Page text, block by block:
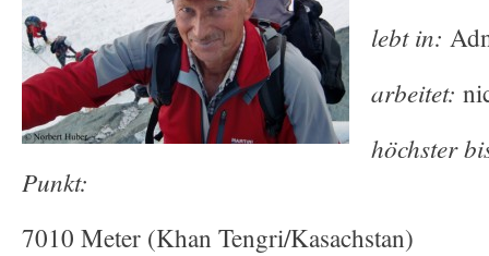
lebt in:
arbeitet:
höchster
Punkt:
7010 Meter (Khan Tengri/Kasachstan)